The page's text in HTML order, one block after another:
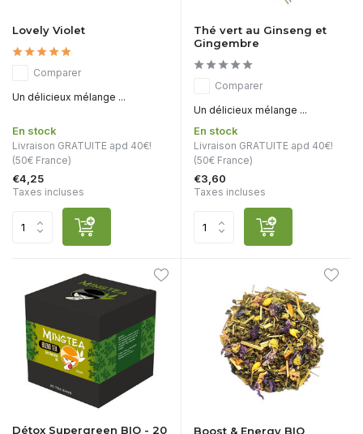
Lovely Violet
Comparer
Un délicieux mélange ...
En stock
Livraison GRATUITE apd 40€!
(50€ France)
€4,25
Taxes incluses
Thé vert au Ginseng et
Gingembre
Comparer
Un délicieux mélange ...
En stock
Livraison GRATUITE apd 40€!
(50€ France)
€3,60
Taxes incluses
Détox Supergreen BIO - 20 Boost & Energy BIO